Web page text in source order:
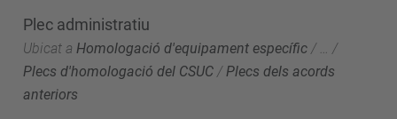
Plec administratiu
Ubicat a Homologació d'equipament específic / … /
Plecs d'homologació del CSUC /Plecs dels acords
anteriors